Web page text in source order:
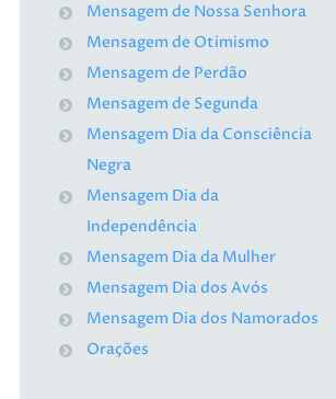
Mensagem de Nossa Senhora
Mensagem de Otimismo
Mensagem de Perdão
Mensagem de Segunda
Mensagem Dia da Consciência
Negra
Mensagem Dia da
Independência
Mensagem Dia da Mulher
Mensagem Dia dos Avós
Mensagem Dia dos Namorados
Orações